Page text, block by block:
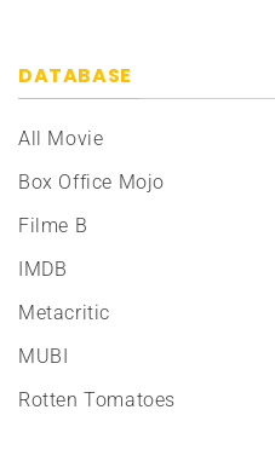
DATABASE
All Movie
Box Office Mojo
Filme B
IMDB
Metacritic
MUBI
Rotten Tomatoes